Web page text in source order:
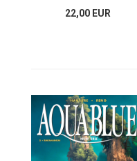
22,00 EUR